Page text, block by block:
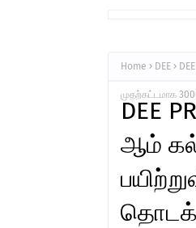
Home DEE
முதற்கட்டமாக
DEE
ஆம்